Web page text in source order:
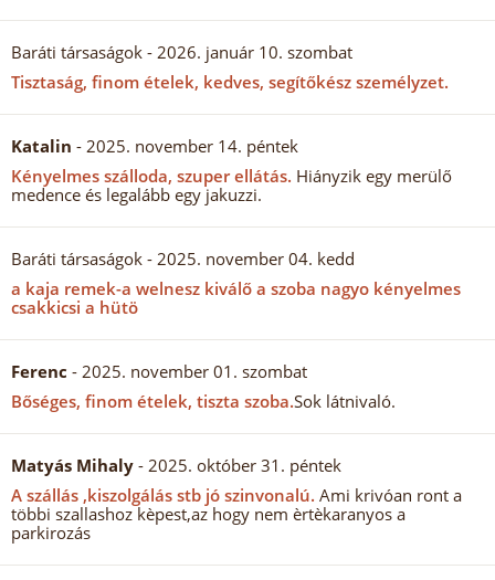
Baráti társaságok - 2026. január 10. szombat
Tisztaság, finom ételek, kedves, segítőkész személyzet.
Katalin - 2025. november 14. péntek
Kényelmes szálloda, szuper ellátás. Hiányzik egy merülő
medence és legalább egy jakuzzi.
Baráti társaságok - 2025. november 04. kedd
a kaja remek-a welnesz kiválő a szoba nagyo kényelmes
csakkicsi a hütö
Ferenc - 2025. november 01. szombat
Bőséges, finom ételek, tiszta szoba.Sok látnivaló.
Matyás Mihaly - 2025. október 31. péntek
A szállás ,kiszolgálás stb jó szinvonalú. Ami krivóan ront a
többi szallashoz kèpest,az hogy nem èrtèkaranyos a
parkirozás